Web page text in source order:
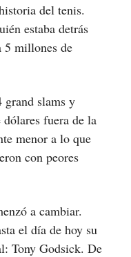
del tenis.
estaba detrás
5 millones de
grand slams y
fuera de la
menor a lo que
con peores
a cambiar.
el día de hoy su
Tony Godsick. De